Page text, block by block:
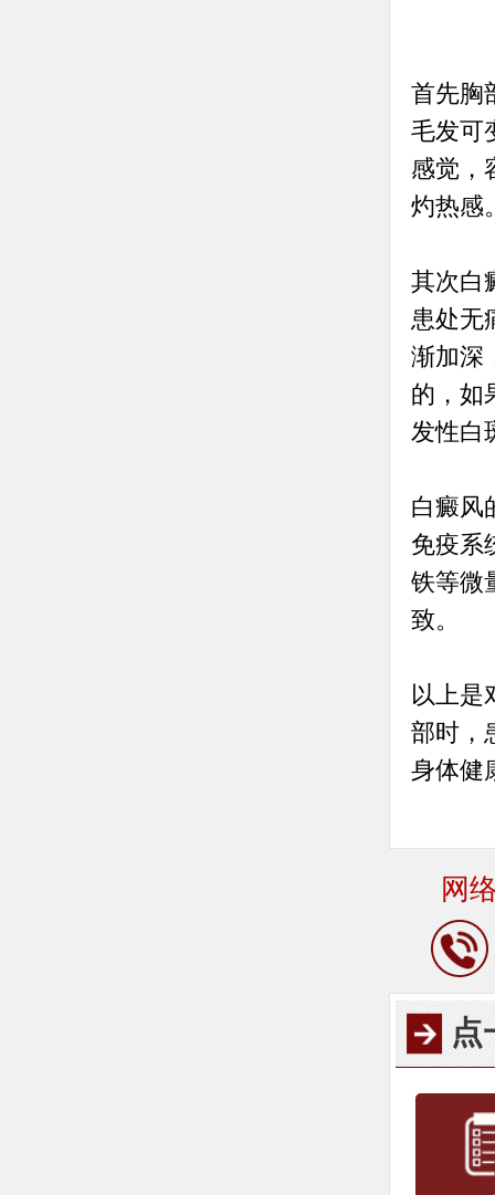
首先胸
毛发可
感觉，
灼热感
其次白
患处无
渐加深
的，如
发性白
白癜风
免疫系
铁等微
致。
以上是
部时，
身体健
网
点